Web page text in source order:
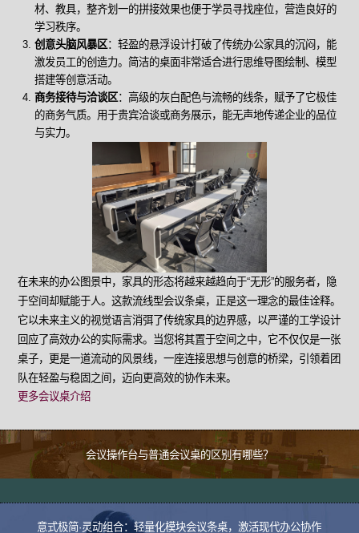
材、教具，整齐划一的拼接效果也便于学员寻找座位，营造良好的
学习秩序。
创意头脑风暴区：轻盈的悬浮设计打破了传统办公家具的沉闷，能
激发员工的创造力。简洁的桌面非常适合进行思维导图绘制、模型
搭建等创意活动。
商务接待与洽谈区：高级的灰白配色与流畅的线条，赋予了它极佳
的商务气质。用于贵宾洽谈或商务展示，能无声地传递企业的品位
与实力。
在未来的办公图景中，家具的形态将越来越趋向于“无形”的服务者，隐
于空间却赋能于人。这款流线型会议条桌，正是这一理念的最佳诠释。
它以未来主义的视觉语言消弭了传统家具的边界感，以严谨的工学设计
回应了高效办公的实际需求。当您将其置于空间之中，它不仅仅是一张
桌子，更是一道流动的风景线，一座连接思想与创意的桥梁，引领着团
队在轻盈与稳固之间，迈向更高效的协作未来。
更多会议桌介绍
会议操作台与普通会议桌的区别有哪些？
意式极简·灵动组合：轻量化模块会议条桌，激活现代办公协作